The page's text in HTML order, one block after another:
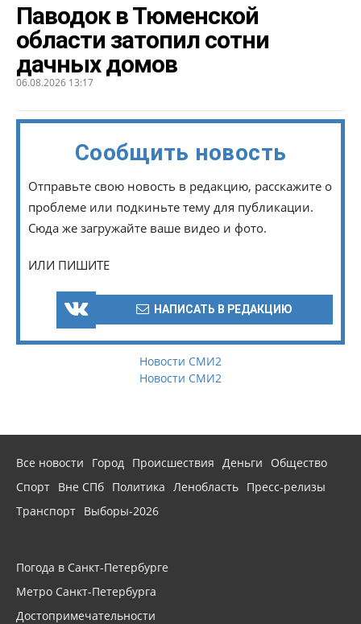
Паводок в Тюменской
области затопил сотни
дачных домов
06.08.2026 13:17
Сообщить новость
Отправьте свою новость в редакцию, расскажите о
проблеме или подкиньте тему для публикации.
Сюда же загружайте ваше видео и фото.
ИЛИ ПИШИТЕ
НАПИСАТЬ В РЕДАКЦИЮ
Новости СМИ2
Новости СМИ2
Все новости Город Происшествия Деньги
Общество
Спорт Вне СПб Политика Ленобласть Пресс-релизы
Транспорт Выборы-2026
Погода в Санкт-Петербурге
Метро Санкт-Петербурга
Достопримечательности